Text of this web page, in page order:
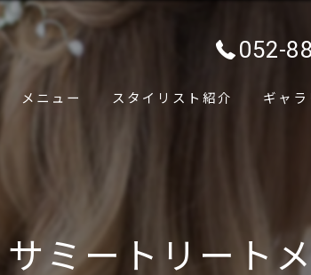
052-
メニュー スタイリスト紹介 ギャラ
サミートリート